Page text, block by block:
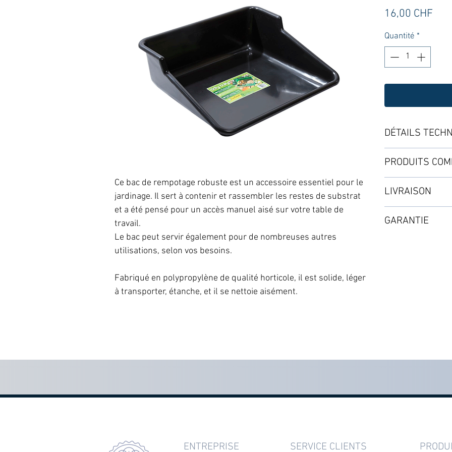
Ce bac de rempotage robuste est un accessoire essentiel pour le
jardinage. Il sert à contenir et rassembler les restes de substrat
et a été pensé pour un accès manuel aisé sur votre table de
travail.
Le bac peut servir également pour de nombreuses autres
utilisations, selon vos besoins.
Fabriqué en polypropylène de qualité horticole, il est solide, léger
à transporter, étanche, et il se nettoie aisément.
16,00 CHF
Quantité *
DÉTAILS
Dimensions : 61 x
Matériau :
Le bac est
produire un
partir de
PRODUITS
LIVRAISON
Selon les
GARANTIE
ENTREPRISE SERVICE CLIENTS